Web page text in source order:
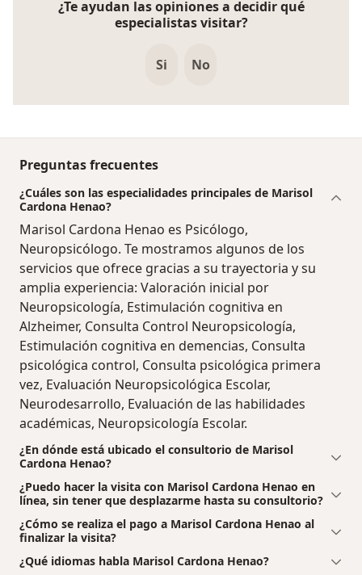
¿Te ayudan las opiniones a decidir qué
especialistas visitar?
Si No
Preguntas frecuentes
¿Cuáles son las especialidades principales de Marisol
Cardona Henao?
Marisol Cardona Henao es Psicólogo,
Neuropsicólogo. Te mostramos algunos de los
servicios que ofrece gracias a su trayectoria y su
amplia experiencia: Valoración inicial por
Neuropsicología, Estimulación cognitiva en
Alzheimer, Consulta Control Neuropsicología,
Estimulación cognitiva en demencias, Consulta
psicológica control, Consulta psicológica primera
vez, Evaluación Neuropsicológica Escolar,
Neurodesarrollo, Evaluación de las habilidades
académicas, Neuropsicología Escolar.
¿En dónde está ubicado el consultorio de Marisol
Cardona Henao?
¿Puedo hacer la visita con Marisol Cardona Henao en
línea, sin tener que desplazarme hasta su consultorio?
¿Cómo se realiza el pago a Marisol Cardona Henao al
finalizar la visita?
¿Qué idiomas habla Marisol Cardona Henao?